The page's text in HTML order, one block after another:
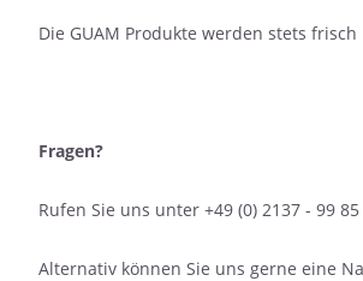
Die GUAM Produkte werden stets
Fragen?
Rufen Sie uns unter +49 (0) 2137 - 99
Alternativ können Sie uns gerne eine